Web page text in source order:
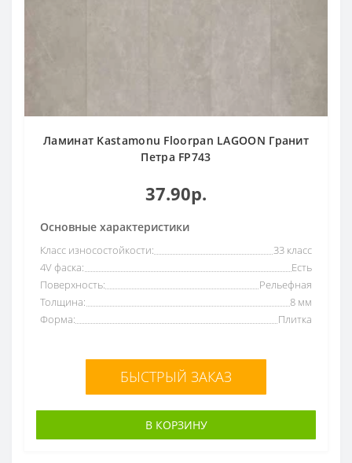
Ламинат Kastamonu Floorpan LAGOON Гранит
Петра FP743
37.90р.
Основные характеристики
Класс износостойкости:
33 класс
4V фаска:
Есть
Поверхность:
Рельефная
Толщина:
8 мм
Форма:
Плитка
БЫСТРЫЙ ЗАКАЗ
В КОРЗИНУ